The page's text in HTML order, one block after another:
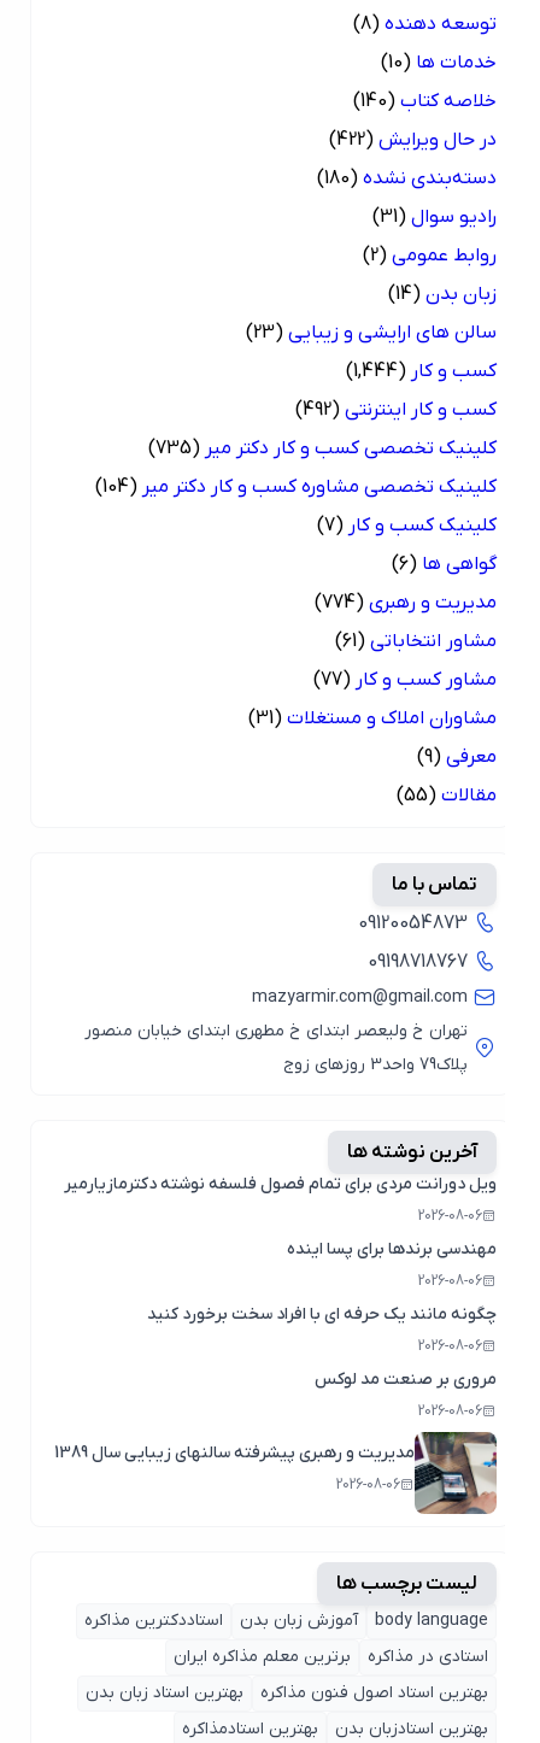
توسعه دهنده (8)
خدمات ها (10)
خلاصه کتاب (140)
در حال ویرایش (422)
دسته‌بندی نشده (180)
رادیو سوال (31)
روابط عمومی (2)
زبان بدن (14)
سالن های ارایشی و زیبایی (23)
کسب و کار (1,444)
کسب و کار اینترنتی (492)
کلینیک تخصصی کسب و کار دکتر میر (735)
کلینیک تخصصی مشاوره کسب و کار دکتر میر (104)
کلینیک کسب و کار (7)
گواهی ها (6)
مدیریت و رهبری (774)
مشاور انتخاباتی (61)
مشاور کسب و کار (77)
مشاوران املاک و مستغلات (31)
معرفی (9)
مقالات (55)
تماس با ما
09120054873
09198718767
mazyarmir.com@gmail.com
تهران خ ولیعصر ابتدای خ مطهری ابتدای خیابان منصور
پلاک79 واحد3 روزهای زوج
آخرین نوشته ها
ویل دورانت مردی برای تمام فصول فلسفه نوشته دکترمازیارمیر
2026-08-06
مهندسی برندها برای پسا اینده
2026-08-06
چگونه مانند یک حرفه ای با افراد سخت برخورد کنید
2026-08-06
مروری بر صنعت مد لوکس
2026-08-06
مدیریت و رهبری پیشرفته سالنهای زیبایی سال 1389
2026-08-06
لیست برچسب ها
body language آموزش زبان بدن
استاددکترین مذاکره
استادی در مذاکره
برترین معلم مذاکره ایران
بهترین استاد اصول ‌فنون مذاکره
بهترین استاد زبان بدن
بهترین استادزبان بدن
بهترین استادمذاکره